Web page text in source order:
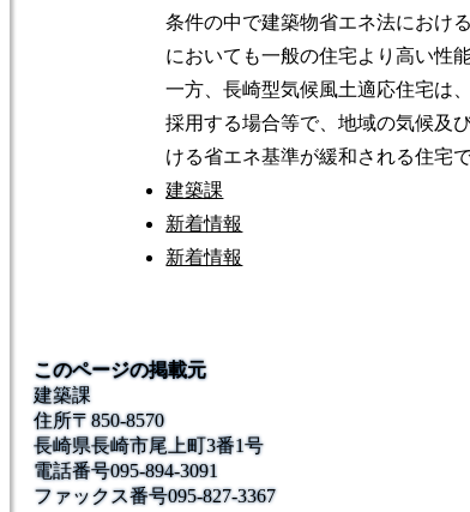
条件の中で建築物省エネ法におけ
においても一般の住宅より高い性
一方、長崎型気候風土適応住宅は
採用する場合等で、地域の気候及
ける省エネ基準が緩和される住宅で
建築課
新着情報
新着情報
このページの掲載元
建築課
住所〒850-8570
長崎県長崎市尾上町3番1号
電話番号095-894-3091
ファックス番号095-827-3367
公式SNS